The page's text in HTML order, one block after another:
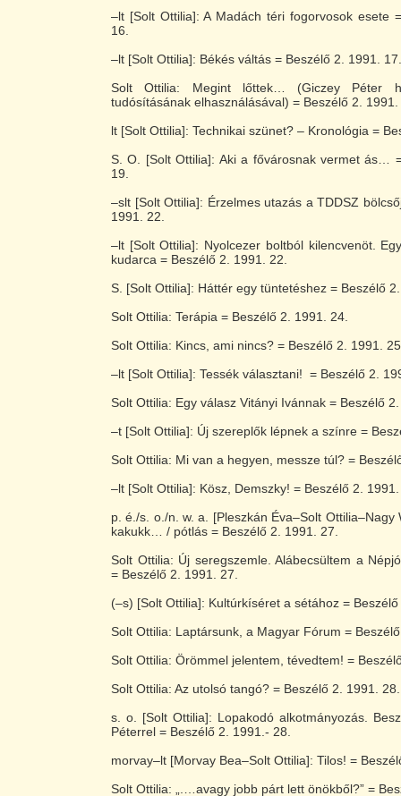
–lt [Solt Ottilia]: A Madách téri fogorvosok esete
16.
–lt [Solt Ottilia]: Békés váltás = Beszélő 2. 1991. 17.
Solt Ottilia: Megint lőttek… (Giczey Péter
tudósításának elhasználásával) = Beszélő 2. 1991.
lt [Solt Ottilia]: Technikai szünet? – Kronológia =
S. O. [Solt Ottilia]: Aki a fővárosnak vermet ás…
19.
–slt [Solt Ottilia]: Érzelmes utazás a TDDSZ
1991. 22.
–lt [Solt Ottilia]: Nyolcezer boltból kilencvenöt.
kudarca = Beszélő 2. 1991. 22.
S. [Solt Ottilia]: Háttér egy tüntetéshez = Beszélő
Solt Ottilia: Terápia = Beszélő 2. 1991. 24.
Solt Ottilia: Kincs, ami nincs? = Beszélő 2. 1991.
–lt [Solt Ottilia]: Tessék választani! = Beszélő 2.
Solt Ottilia: Egy válasz Vitányi Ivánnak = Beszélő
–t [Solt Ottilia]: Új szereplők lépnek a színre =
Solt Ottilia: Mi van a hegyen, messze túl? =
–lt [Solt Ottilia]: Kösz, Demszky! = Beszélő 2.
p. é./s. o./n. w. a. [Pleszkán Éva–Solt Ottilia–Nagy
kakukk… / pótlás = Beszélő 2. 1991. 27.
Solt Ottilia: Új seregszemle. Alábecsültem a
= Beszélő 2. 1991. 27.
(–s) [Solt Ottilia]: Kultúrkíséret a sétához =
Solt Ottilia: Laptársunk, a Magyar Fórum =
Solt Ottilia: Örömmel jelentem, tévedtem! =
Solt Ottilia: Az utolsó tangó? = Beszélő 2. 1991. 28.
s. o. [Solt Ottilia]: Lopakodó alkotmányozás.
Péterrel = Beszélő 2. 1991.- 28.
morvay–lt [Morvay Bea–Solt Ottilia]: Tilos! =
Solt Ottilia: „.…avagy jobb párt lett önökből?” =